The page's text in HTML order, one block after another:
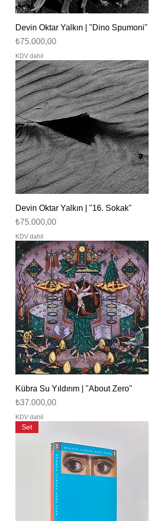
Devin Oktar Yalkın | "Dino Spumoni"
Fiyat
₺75.000,00
KDV dahil
Devin Oktar Yalkın | "16. Sokak"
Fiyat
₺75.000,00
KDV dahil
Kübra Su Yıldırım | "About Zero"
Fiyat
₺37.000,00
KDV dahil
Set